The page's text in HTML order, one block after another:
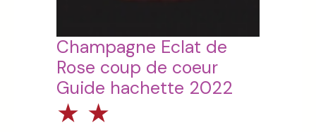
Champagne Eclat de
Rose coup de coeur
Guide hachette 2022
★ ★